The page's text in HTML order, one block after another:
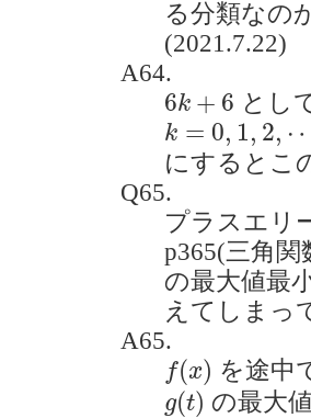
る分類なの
(2021.7.22)
A64.
6k + 6
6k +6 とし
k = 0, 1, 2,
k 0,1 2,⋯
にするとこ
Q65.
プラスエリ
p365(三角
の最大値最
えてしまっ
A65.
f(x)
f(x を途中
g(t)
g (t) の最大